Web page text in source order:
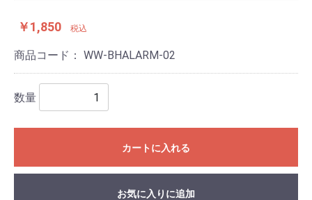
￥1,850 税込
商品コード： WW-BHALARM-02
数量
カートに入れる
お気に入りに追加